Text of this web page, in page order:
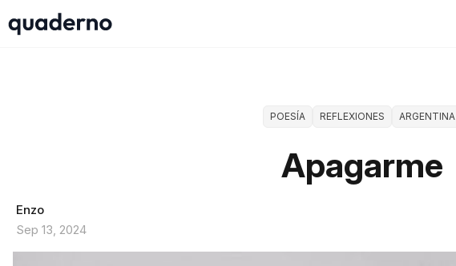
POESÍA REFLEXIONES ARGENTINA
Apagarme
Enzo
Sep 13, 2024